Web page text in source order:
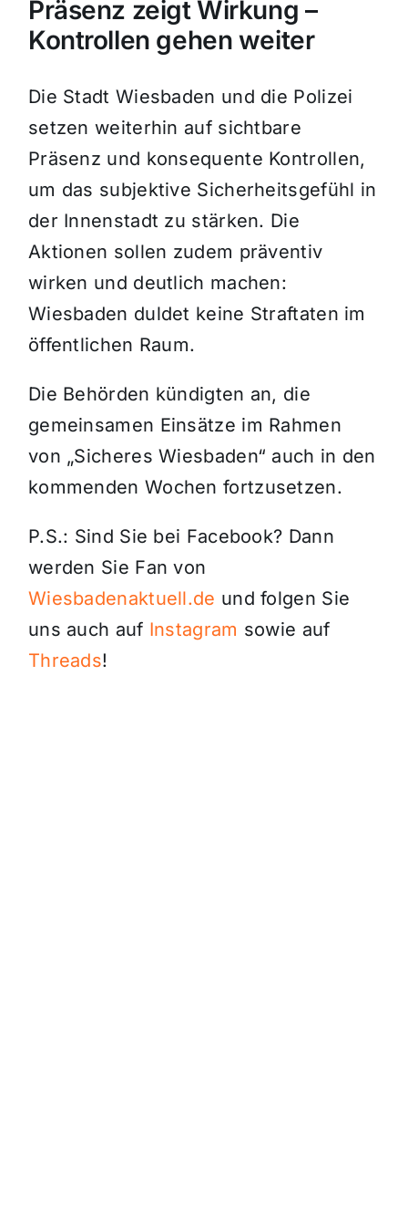
Präsenz zeigt Wirkung –
Kontrollen gehen weiter
Die Stadt Wiesbaden und die Polizei
setzen weiterhin auf sichtbare
Präsenz und konsequente Kontrollen,
um das subjektive Sicherheitsgefühl in
der Innenstadt zu stärken. Die
Aktionen sollen zudem präventiv
wirken und deutlich machen:
Wiesbaden duldet keine Straftaten im
öffentlichen Raum.
Die Behörden kündigten an, die
gemeinsamen Einsätze im Rahmen
von „Sicheres Wiesbaden“ auch in den
kommenden Wochen fortzusetzen.
P.S.: Sind Sie bei Facebook? Dann
werden Sie Fan von
Wiesbadenaktuell.de und folgen Sie
uns auch auf Instagram sowie auf
Threads!